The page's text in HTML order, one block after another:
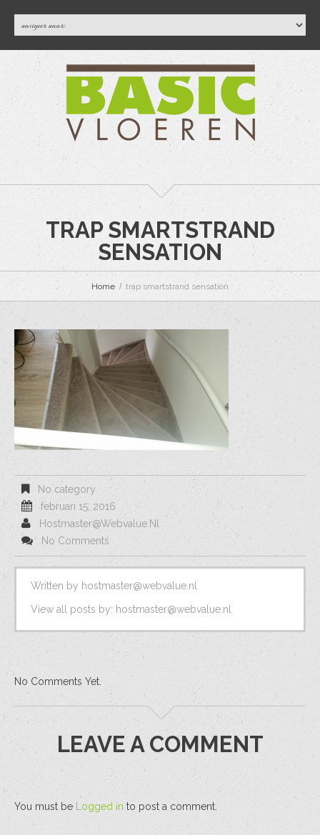
TRAP SMARTSTRAND
SENSATION
Home trap smartstrand sensation
No category
februari 15, 2016
Hostmaster@webvalue.nl
No Comments
Written by hostmaster@webvalue.nl
View all posts by: hostmaster@webvalue.nl
No Comments Yet.
LEAVE A COMMENT
You must be Logged in to post a comment.